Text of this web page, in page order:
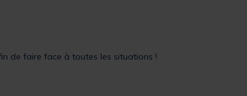
de faire face à toutes les situations !